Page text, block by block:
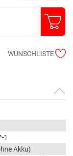
WUNSCHLISTE
1
Akku)